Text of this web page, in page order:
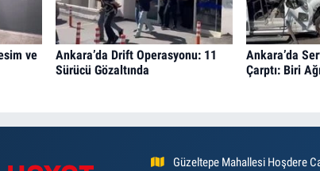
ve
Ankara’da Drift Operasyonu: 11
Sürücü Gözaltında
Ankara’da
Çarptı: Biri
Güzeltepe Mahallesi Hoşdere